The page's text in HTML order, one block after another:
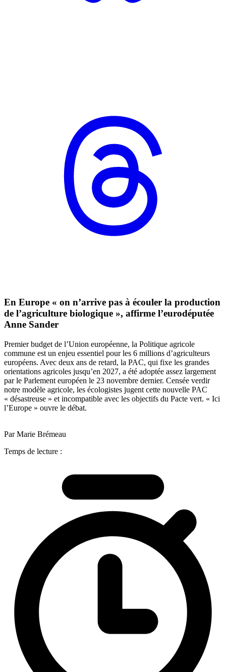
En Europe « on n’arrive pas à écouler la production
de l’agriculture biologique », affirme l’eurodéputée
Anne Sander
Premier budget de l’Union européenne, la Politique agricole
commune est un enjeu essentiel pour les 6 millions d’agriculteurs
européens. Avec deux ans de retard, la PAC, qui fixe les grandes
orientations agricoles jusqu’en 2027, a été adoptée assez largement
par le Parlement européen le 23 novembre dernier. Censée verdir
notre modèle agricole, les écologistes jugent cette nouvelle PAC
« désastreuse » et incompatible avec les objectifs du Pacte vert. « Ici
l’Europe » ouvre le débat.
Par Marie Brémeau
Temps de lecture :